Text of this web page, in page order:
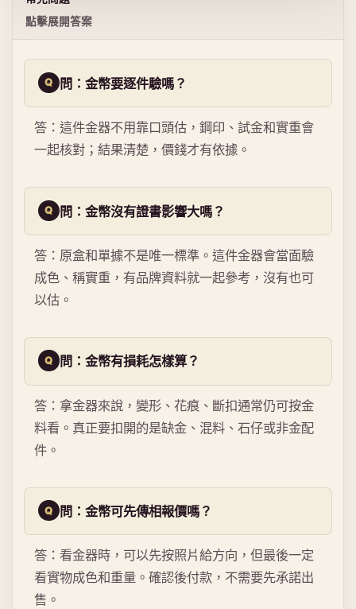
點擊展開答案
問：金幣要逐件驗嗎？
答：這件金器不用靠口頭估，鋼印、試金和實重會
一起核對；結果清楚，價錢才有依據。
問：金幣沒有證書影響大嗎？
答：原盒和單據不是唯一標準。這件金器會當面驗
成色、稱實重，有品牌資料就一起參考，沒有也可
以估。
問：金幣有損耗怎樣算？
答：拿金器來說，變形、花痕、斷扣通常仍可按金
料看。真正要扣開的是缺金、混料、石仔或非金配
件。
問：金幣可先傳相報價嗎？
答：看金器時，可以先按照片給方向，但最後一定
看實物成色和重量。確認後付款，不需要先承諾出
售。